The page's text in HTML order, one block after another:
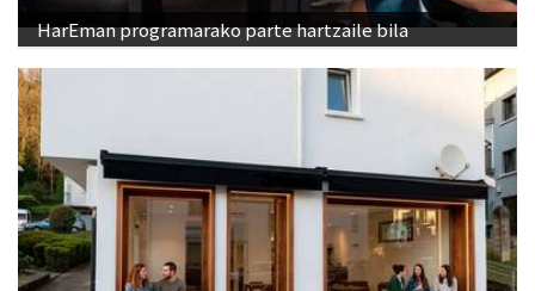
HarEman programarako parte hartzaile bila